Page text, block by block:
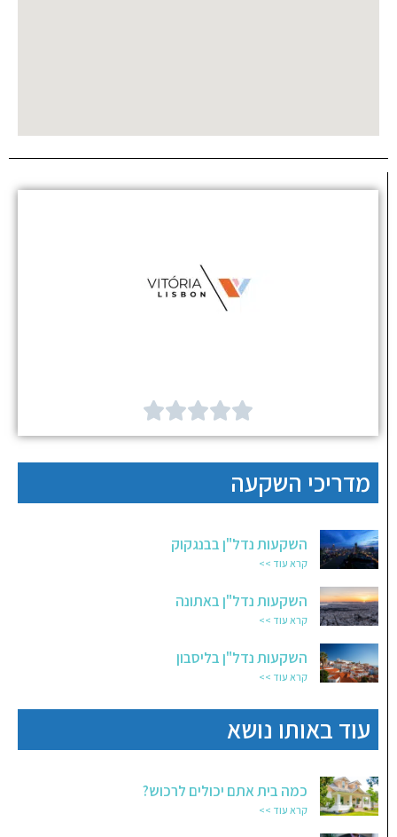





מדריכי השקעה
השקעות נדל"ן בבנגקוק
קרא עוד >>
השקעות נדל"ן באתונה
קרא עוד >>
השקעות נדל"ן בליסבון
קרא עוד >>
עוד באותו נושא
כמה בית אתם יכולים לרכוש?
קרא עוד >>